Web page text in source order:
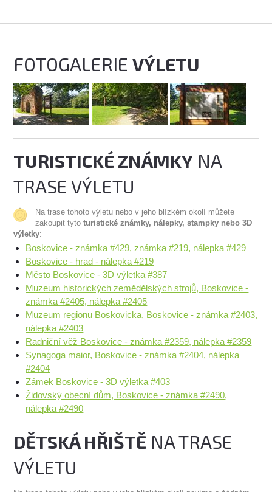
FOTOGALERIEVÝLETU
TURISTICKÉ ZNÁMKY NA
TRASE VÝLETU
Na trase tohoto výletu nebo v jeho blízkém okolí můžete
zakoupit tytoturistické známky, nálepky, stampky nebo 3D
výletky:
Boskovice - známka #429, známka #219, nálepka #429
Boskovice - hrad - nálepka #219
Město Boskovice - 3D výletka #387
Muzeum historických zemědělských strojů, Boskovice -
známka #2405, nálepka #2405
Muzeum regionu Boskovicka, Boskovice - známka #2403,
nálepka #2403
Radniční věž Boskovice - známka #2359, nálepka #2359
Synagoga maior, Boskovice - známka #2404, nálepka
#2404
Zámek Boskovice - 3D výletka #403
Židovský obecní dům, Boskovice - známka #2490,
nálepka #2490
DĚTSKÁ HŘIŠTĚ NA TRASE
VÝLETU